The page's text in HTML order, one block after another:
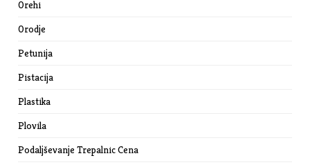
Orehi
Orodje
Petunija
Pistacija
Plastika
Plovila
Podaljševanje Trepalnic Cena